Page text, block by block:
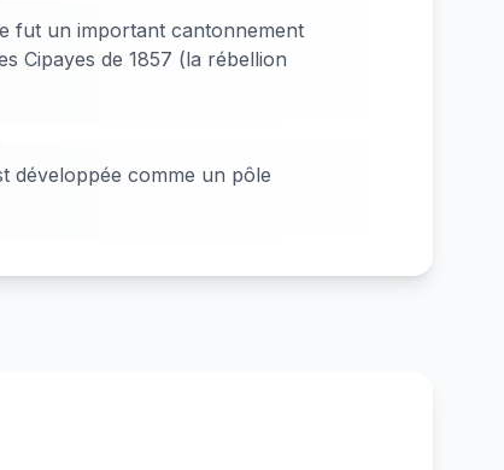
fut un important cantonnement
Cipayes de 1857 (la rébellion
développée comme un pôle